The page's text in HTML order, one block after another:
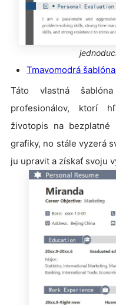
Tmavomodrá
Táto vlastná
profesionálov, ktorí
životopis na
grafiky, no stále vyzerá
ju upravit a získať svoju